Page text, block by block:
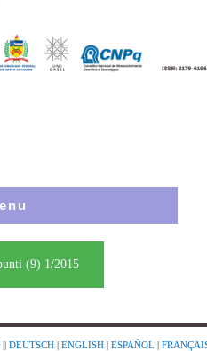
(9) 1/2015
|| DEUTSCH | ENGLISH | ESPAÑOL |